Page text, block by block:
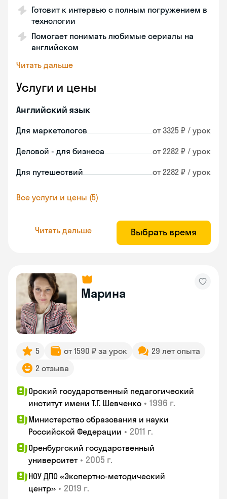
Готовит к интервью с полным погружением в
технологии
Помогает понимать любимые сериалы на
английском
Читать дальше
Услуги и цены
Английский язык
Для маркетологов от 3325 ₽ / урок
Деловой - для бизнеса от 2282 ₽ / урок
Для путешествий от 2282 ₽ / урок
Все услуги и цены (5)
Читать дальше Выбрать время
Марина
5 от 1590 ₽ за урок
29 лет опыта
2 отзыва
Орский государственный педагогический
институт имени Т.Г. Шевченко • 1996 г.
Министерство образования и науки
Российской Федерации • 2011 г.
Оренбургский государственный
университет • 2005 г.
НОУ ДПО «Экспертно-методический
центр» • 2019 г.